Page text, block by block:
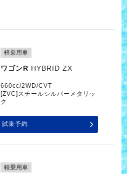
軽乗用車
ワゴンR HYBRID ZX
660cc/2WD/CVT
[ZVC]スチールシルバーメタリッ
ク
試乗予約
軽乗用車